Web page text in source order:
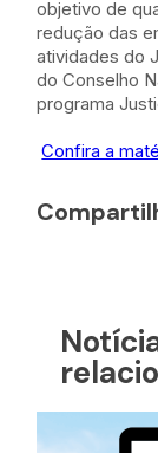
objetivo de
redução das
atividades do
do Conselho
programa
Confira a